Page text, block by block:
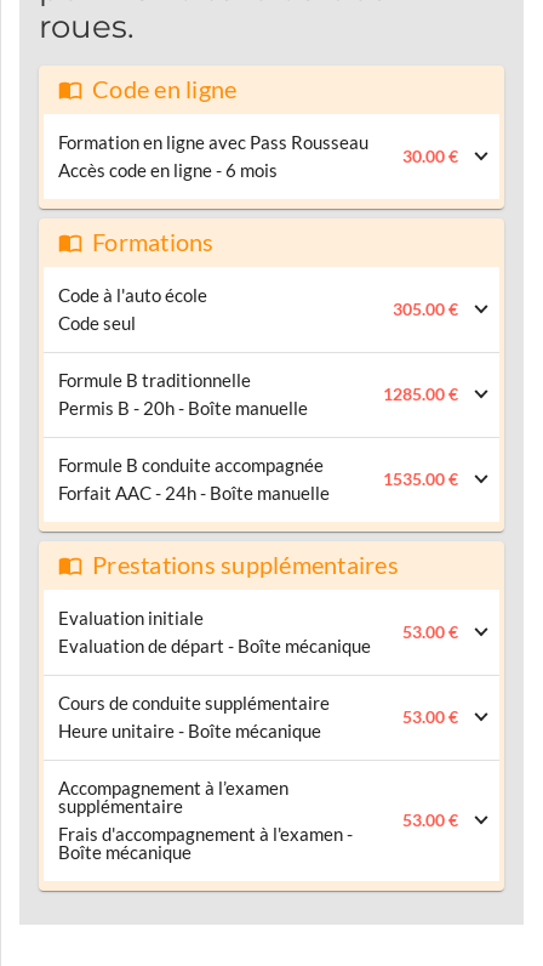
roues.
Code en ligne
Formation en ligne avec Pass Rousseau
Accès code en ligne - 6 mois
30.00 €
Formations
Code à l'auto école
Code seul
305.00 €
Formule B traditionnelle
Permis B - 20h - Boîte manuelle
1285.00 €
Formule B conduite accompagnée
Forfait AAC - 24h - Boîte manuelle
1535.00 €
Prestations supplémentaires
Evaluation initiale
Evaluation de départ - Boîte mécanique
53.00 €
Cours de conduite supplémentaire
Heure unitaire - Boîte mécanique
53.00 €
Accompagnement à l’examen
supplémentaire
Frais d'accompagnement à l'examen -
Boîte mécanique
53.00 €